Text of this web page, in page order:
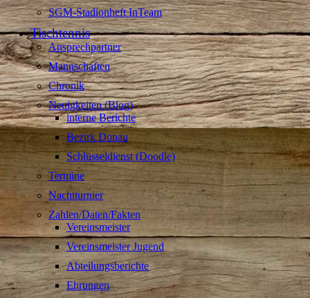
SGM-Stadionheft InTeam
Tischtennis
Ansprechpartner
Mannschaften
Chronik
Neuigkeiten (Blog)
interne Berichte
Bezirk Donau
Schlüsseldienst (Doodle)
Termine
Nachtturnier
Zahlen/Daten/Fakten
Vereinsmeister
Vereinsmeister Jugend
Abteilungsberichte
Ehrungen